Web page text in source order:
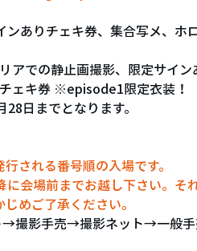
アでの静止画撮影、限定サイ
ェキ券 ※episode1限定衣装！
日までとなります。
される番号順の入場です。
に会場前までお越し下さい。そ
めご了承ください。
→撮影手売→撮影ネット→一般